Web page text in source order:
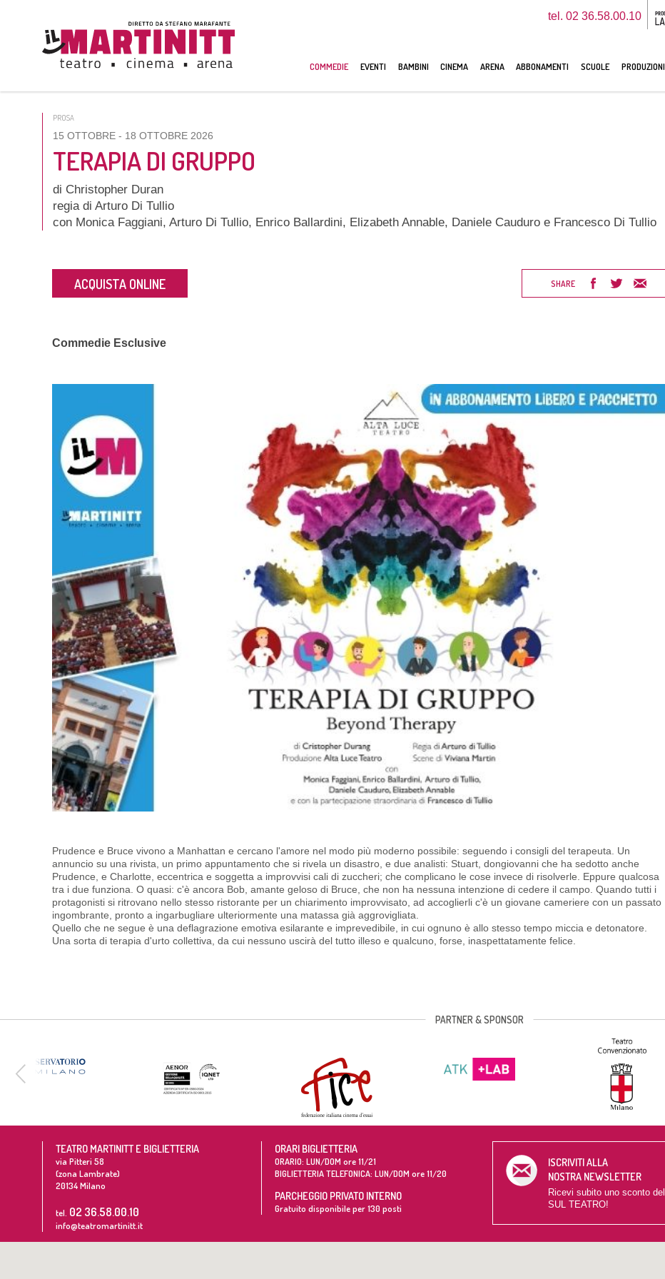
tel. 02 36.58.00.10
COMMEDIE EVENTI BAMBINI CINEMA ARENA ABBONAMENTI SCUOLE PRODUZIONI
PROSA
15 OTTOBRE- 18 OTTOBRE 2026
TERAPIA DI GRUPPO
di Christopher Duran
regia di Arturo Di Tullio
con Monica Faggiani, Arturo Di Tullio, Enrico Ballardini, Elizabeth Annable, Daniele Cauduro e Francesco Di Tullio
ACQUISTA ONLINE SHARE
Commedie Esclusive
Prudence e Bruce vivono a Manhattan e cercano l'amore nel modo più moderno possibile: seguendo i consigli del terapeuta. Un
annuncio su una rivista, un primo appuntamento che si rivela un disastro, e due analisti: Stuart, dongiovanni che ha sedotto anche
Prudence, e Charlotte, eccentrica e soggetta a improvvisi cali di zuccheri; che complicano le cose invece di risolverle. Eppure qualcosa
tra i due funziona. O quasi: c'è ancora Bob, amante geloso di Bruce, che non ha nessuna intenzione di cedere il campo. Quando tutti i
protagonisti si ritrovano nello stesso ristorante per un chiarimento improvvisato, ad accoglierli c'è un giovane cameriere con un passato
ingombrante, pronto a ingarbugliare ulteriormente una matassa già aggrovigliata.
Quello che ne segue è una deflagrazione emotiva esilarante e imprevedibile, in cui ognuno è allo stesso tempo miccia e detonatore.
Una sorta di terapia d'urto collettiva, da cui nessuno uscirà del tutto illeso e qualcuno, forse, inaspettatamente felice.
PARTNER & SPONSOR
TEATRO MARTINITT E BIGLIETTERIA
via Pitteri 58
(zona Lambrate)
20134Milano
tel. 02 36.58.00.10
info@teatromartinitt.it
ORARI BIGLIETTERIA
ORARIO: LUN/DOM ore 11/21
BIGLIETTERIA TELEFONICA: LUN/DOM ore 11/20
PARCHEGGIO PRIVATO INTERNO
Gratuito disponibile per 130 posti
ISCRIVITI ALLA
NOSTRA NEWSLETTER
Ricevi subito uno sconto del
SUL TEATRO!
ISCRIVITI ALLA NEWSLETTER
E APPROFITTA DELL'OFFERTA!
2 PERSONE